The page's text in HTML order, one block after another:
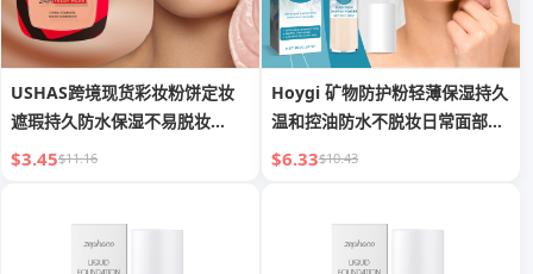
USHAS跨境现货彩妆粉饼定妆
遮瑕持久防水保湿不易脱妆
FC648A+B
$3.45$11.16
Hoygi 矿物防护粉轻薄保湿持久
温和控油防水不脱妆日常面部防
护粉
$6.33$10.43